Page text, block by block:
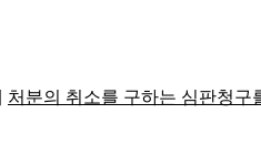
처분의 취소를 구하는 심판청구